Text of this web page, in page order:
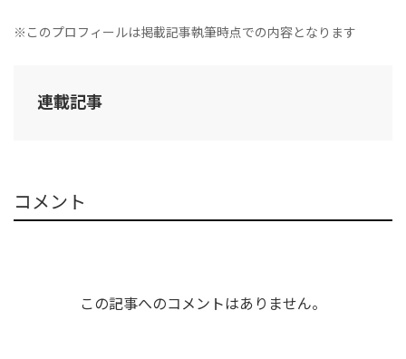
※このプロフィールは掲載記事執筆時点での内容となります
連載記事
コメント
この記事へのコメントはありません。